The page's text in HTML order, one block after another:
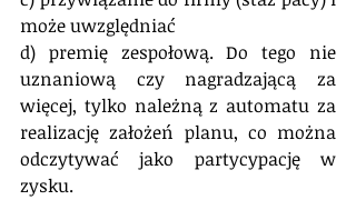
może uwzględniać
d) premię zespołową. Do tego nie
uznaniową czy nagradzającą za
więcej, tylko należną z automatu za
realizację założeń planu, co można
odczytywać jako partycypację w
zysku.